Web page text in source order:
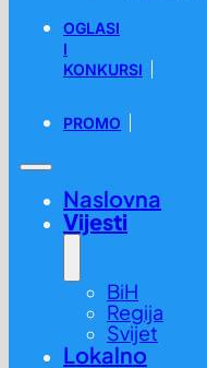
OGLASI
I
KONKURSI
PROMO
Naslovna
Vijesti
BiH
Regija
Svijet
Lokalno